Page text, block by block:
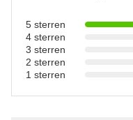
5 sterren
4 sterren
3 sterren
2 sterren
1 sterren